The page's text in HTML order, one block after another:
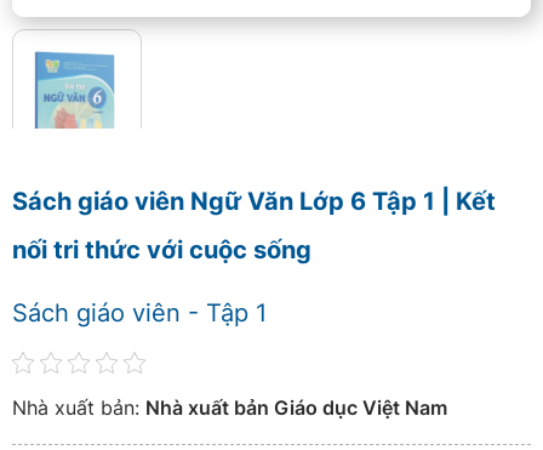
Sách giáo viên Ngữ Văn Lớp 6 Tập 1 | Kết
nối tri thức với cuộc sống
Sách giáo viên - Tập 1
Nhà xuất bản: Nhà xuất bản Giáo dục Việt Nam